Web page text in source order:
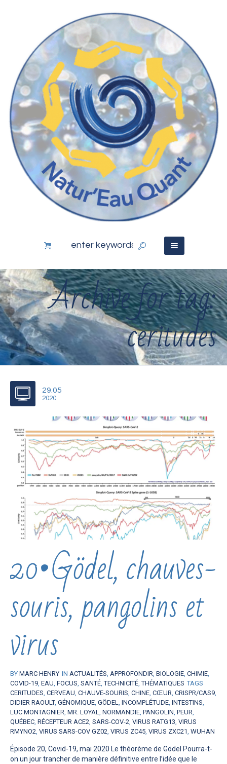
Archive for tag:
ceritudes
29.05
2020
20•Gödel, chauves-
souris, pangolins et
virus
BY MARC HENRY IN ACTUALITÉS, APPROFONDIR, BIOLOGIE, CHIMIE,
COVID-19, EAU, FOCUS, SANTÉ,TECHNICITÉ,THÉMATIQUES TAGS
CERITUDES, CERVEAU, CHAUVE-SOURIS, CHINE, CŒUR, CRISPR/CAS9,
DIDIER RAOULT, GÉNOMIQUE, GÖDEL, INCOMPLÉTUDE, INTESTINS,
LUC MONTAGNIER, MR. LOYAL, NORMANDIE, PANGOLIN, PEUR,
QUÉBEC, RÉCEPTEUR ACE2, SARS-COV-2, VIRUS RATG13, VIRUS
RMYNO2, VIRUS SARS-COV GZ02, VIRUS ZC45, VIRUS ZXC21, WUHAN
Épisode 20, Covid-19, mai 2020 Le théorème de Gödel Pourra-t-
on un jour trancher de manière définitive entre l’idée que le